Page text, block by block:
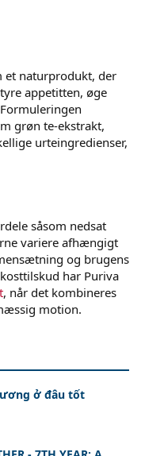
et naturprodukt, der
appetitten, øge
grøn te-ekstrakt,
urteingredienser,
såsom nedsat
variere afhængigt
og brugens
har Puriva
, når det kombineres
motion.
ở đâu tốt